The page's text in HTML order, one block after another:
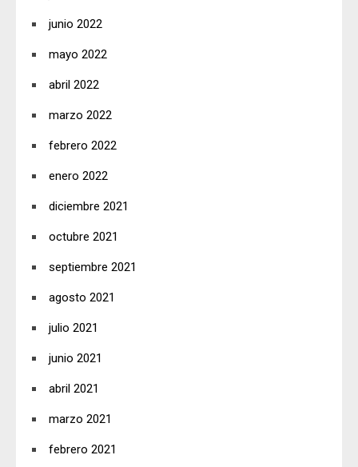
junio 2022
mayo 2022
abril 2022
marzo 2022
febrero 2022
enero 2022
diciembre 2021
octubre 2021
septiembre 2021
agosto 2021
julio 2021
junio 2021
abril 2021
marzo 2021
febrero 2021